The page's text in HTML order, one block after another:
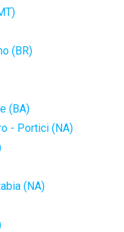
(BR)
(BA)
- Portici (NA)
(NA)